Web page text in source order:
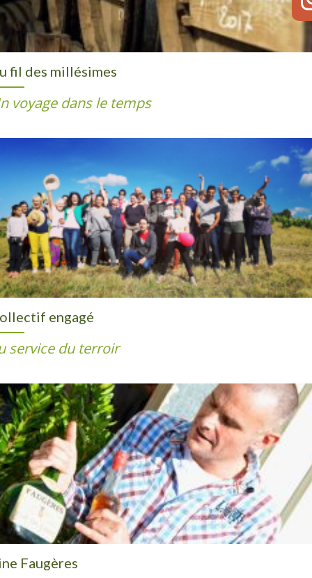
fil des millésimes
voyage dans le temps
engagé
service du terroir
Faugères